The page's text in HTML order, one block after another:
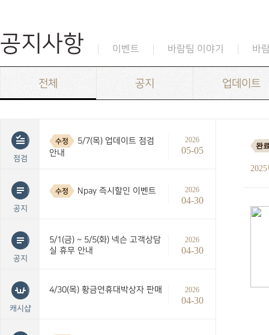
공지사항 이벤트 바람팀 이야기 바
전체 공지 업데이트
점검
수정
5/7(목) 업데이트 점검
안내
2026
05-05
공지
수정 Npay 즉시할인 이벤트 2026
04-30
공지
5/1(금) ~ 5/5(화) 넥슨 고객상담
실 휴무 안내
2026
04-30
캐시샵
4/30(목) 황금연휴대박상자 판매 2026
04-30
완